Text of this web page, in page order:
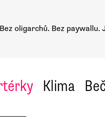
Bez oligarchů. Bez paywallu.
Klima